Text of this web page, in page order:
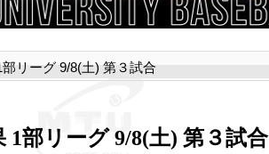
リーグ 9/8(土) 第３試合
1部リーグ 9/8(土) 第３試合